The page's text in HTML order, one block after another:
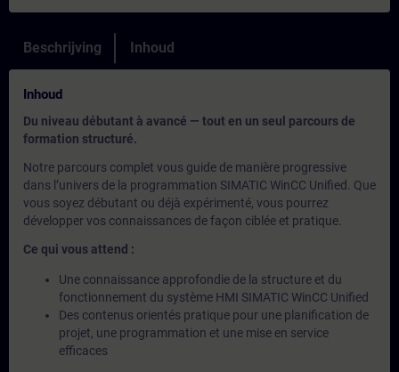
Beschrijving Inhoud
Inhoud
Du niveau débutant à avancé — tout en un seul parcours de
formation structuré.
Notre parcours complet vous guide de manière progressive
dans l’univers de la programmation SIMATIC WinCC Unified. Que
vous soyez débutant ou déjà expérimenté, vous pourrez
développer vos connaissances de façon ciblée et pratique.
Ce qui vous attend :
Une connaissance approfondie de la structure et du
fonctionnement du système HMI SIMATIC WinCC Unified
Des contenus orientés pratique pour une planification de
projet, une programmation et une mise en service
efficaces